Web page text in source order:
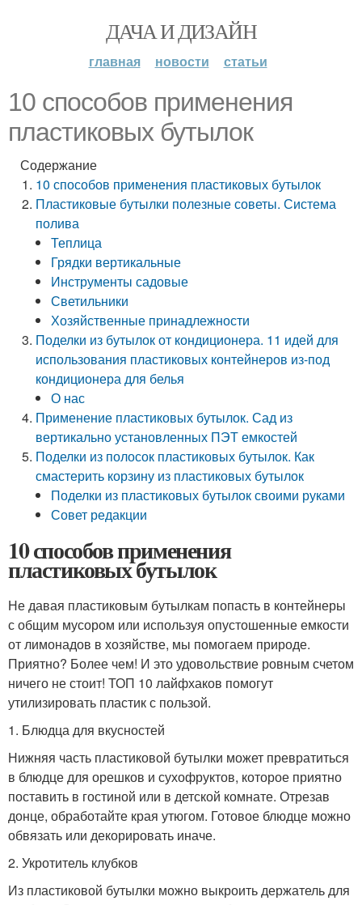
ДАЧА И ДИЗАЙН
главная новости статьи
10 способов применения
пластиковых бутылок
Содержание
10 способов применения пластиковых бутылок
Пластиковые бутылки полезные советы. Система
полива
Теплица
Грядки вертикальные
Инструменты садовые
Светильники
Хозяйственные принадлежности
Поделки из бутылок от кондиционера. 11 идей для
использования пластиковых контейнеров из-под
кондиционера для белья
О нас
Применение пластиковых бутылок. Сад из
вертикально установленных ПЭТ емкостей
Поделки из полосок пластиковых бутылок. Как
смастерить корзину из пластиковых бутылок
Поделки из пластиковых бутылок своими руками
Совет редакции
10 способов применения
пластиковых бутылок
Не давая пластиковым бутылкам попасть в контейнеры
с общим мусором или используя опустошенные емкости
от лимонадов в хозяйстве, мы помогаем природе.
Приятно? Более чем! И это удовольствие ровным счетом
ничего не стоит! ТОП 10 лайфхаков помогут
утилизировать пластик с пользой.
1. Блюдца для вкусностей
Нижняя часть пластиковой бутылки может превратиться
в блюдце для орешков и сухофруктов, которое приятно
поставить в гостиной или в детской комнате. Отрезав
донце, обработайте края утюгом. Готовое блюдце можно
обвязать или декорировать иначе.
2. Укротитель клубков
Из пластиковой бутылки можно выкроить держатель для